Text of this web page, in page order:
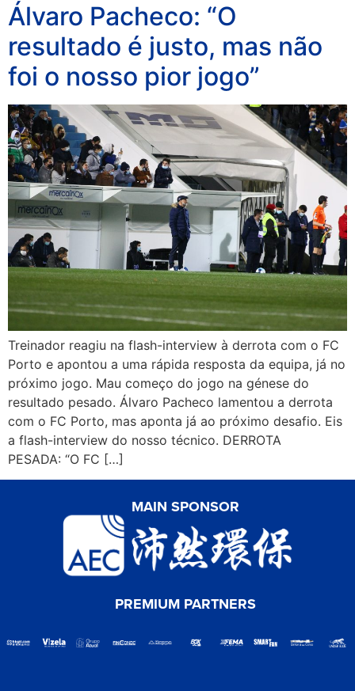
Álvaro Pacheco: “O
resultado é justo, mas não
foi o nosso pior jogo”
Treinador reagiu na flash-interview à derrota com o FC
Porto e apontou a uma rápida resposta da equipa, já no
próximo jogo. Mau começo do jogo na génese do
resultado pesado. Álvaro Pacheco lamentou a derrota
com o FC Porto, mas aponta já ao próximo desafio. Eis
a flash-interview do nosso técnico. DERROTA
PESADA: “O FC […]
MAIN SPONSOR
PREMIUM PARTNERS